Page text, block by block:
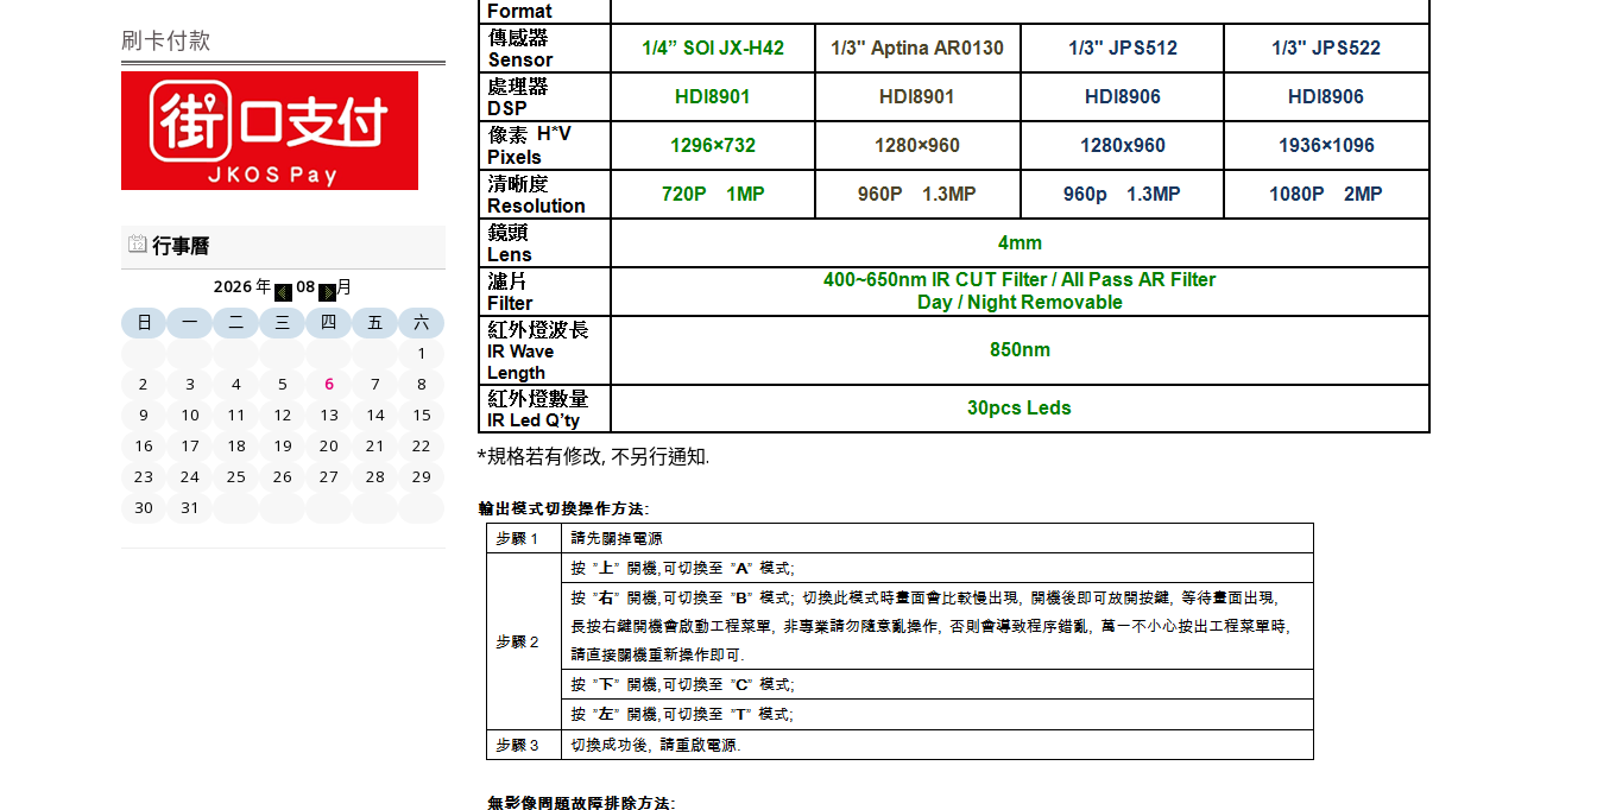
刷卡付款
行事曆
2026年 08
月
日
一 二 三 四 五
六
1
2
3 4 5 6 7
8
9
10 11 12 13 14
15
16
17 18 19 20 21
22
23
24 25 26 27 28
29
30
31
*規格若有修改, 不另行通知.